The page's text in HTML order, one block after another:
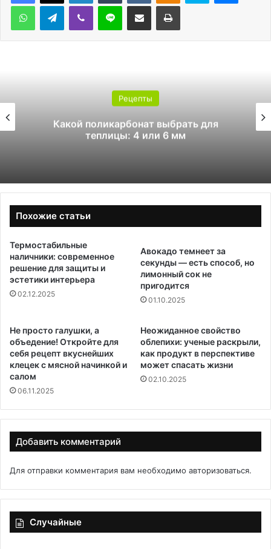
WhatsAppTelegramViber Line Поделиться через электронную почту Печатать
Рецепты
Какой поликарбонат выбрать для
теплицы: 4 или 6 мм
Похожие статьи
Термостабильные
наличники: современное
решение для защиты и
эстетики интерьера
02.12.2025
Авокадо темнеет за
секунды — есть способ, но
лимонный сок не
пригодится
01.10.2025
Не просто галушки, а
объедение! Откройте для
себя рецепт вкуснейших
клецек с мясной начинкой и
салом
06.11.2025
Неожиданное свойство
облепихи: ученые раскрыли,
как продукт в перспективе
может спасать жизни
02.10.2025
Добавить комментарий
Для отправки комментария вам необходимо авторизоваться.
Случайные